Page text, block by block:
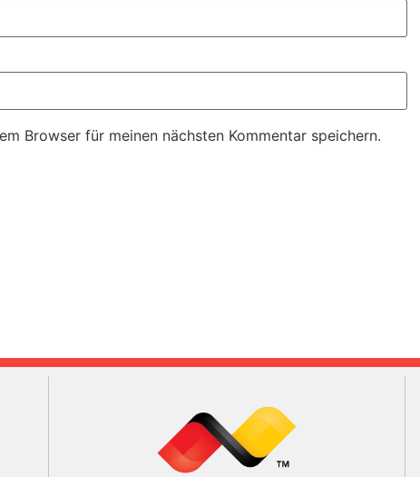
Browser für meinen nächsten Kommentar speichern.